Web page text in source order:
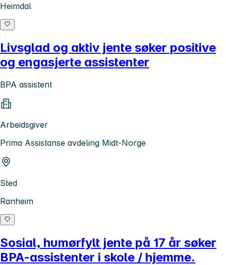
Heimdal
Livsglad og aktiv jente søker positive
og engasjerte assistenter
BPA assistent
Arbeidsgiver
Prima Assistanse avdeling Midt-Norge
Sted
Ranheim
Sosial, humørfylt jente på 17 år søker
BPA-assistenter i skole / hjemme.